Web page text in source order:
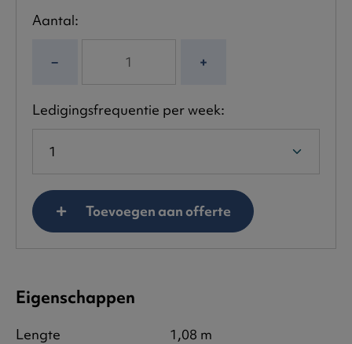
Aantal:
− +
Ledigingsfrequentie per week:
Toevoegen aan offerte
Eigenschappen
Lengte
1,08 m